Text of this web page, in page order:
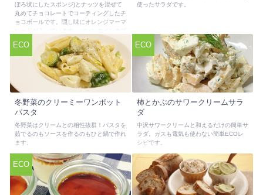
ぼろ状にしたスポンジ)とナッツを混ぜて
丸めてチョコレートでコーティングしたチ
ョコボールです。隠し味にオレンジマーマ
レゼントにもおすすめです。
使ったサラダです。
ECO
冬野菜のクリーミーワンポット
パスタ
冬野菜はクリームとの相性抜群！パスタを
茹でるのもソースを作るのもひと鍋で作れ
ます。
ECO
柿とかぶのサワークリームサラ
ダ
中沢サワークリームと和えるだけの簡単サ
ラダ。ガスも電気も使わない簡単ECOレ
シピです。
ECO